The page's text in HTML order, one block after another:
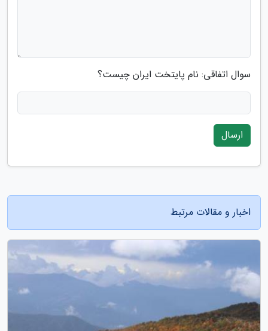
سوال اتفاقی: نام پایتخت ایران چیست؟
ارسال
اخبار و مقالات مرتبط